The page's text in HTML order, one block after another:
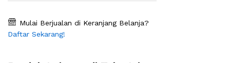
Mulai Berjualan di Keranjang Belanja?
Daftar Sekarang!